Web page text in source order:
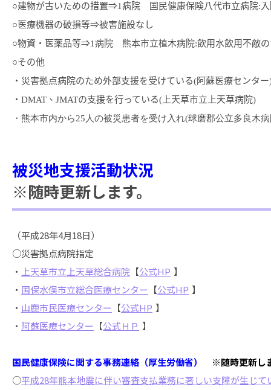
○建物が古いための措置⇒1病院 国民健康保険八代市立病院:
○医療機器の破損等⇒被害施設なし
○物資・医薬品等⇒1病院 熊本市立植木病院:飲用水飲用不敵
○その他
・災害拠点病院のため外部支援を受けている(阿蘇医療センター
・ DMAT 、 JMATの支援を行っている( 上天草市立上天草病院)
・熊本市内から25人の被災患者を受け入れ(球磨郡公立多良木
被災地支援活動状況
※随時更新します。
（平成28年4月18日）
○災害拠点病院指定
・ 上天草市立上天草総合病院 【公式HP 】
・ 国保水俣市立総合医療センター 【公式HP 】
・ 山鹿市民医療センター 【公式HP 】
・ 阿蘇医療センター 【公式ＨＰ 】
国民健康保険に関する事務連絡（厚生労働省）
※随時更新し
○平成28年熊本地震に伴い審査支払業務に著しい支障が生じ